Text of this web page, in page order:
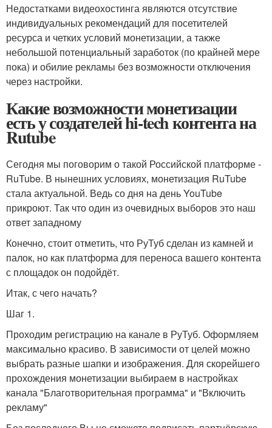
Недостатками видеохостинга являются отсутствие
индивидуальных рекомендаций для посетителей
ресурса и четких условий монетизации, а также
небольшой потенциальный заработок (по крайней мере
пока) и обилие рекламы без возможности отключения
через настройки.
Какие возможности монетизации
есть у создателей hi-tech контента на
Rutube
Сегодня мы поговорим о такой Российской платформе -
RuTube. В нынешних условиях, монетизация RuTube
стала актуальной. Ведь со дня на день YouTube
прикроют. Так что один из очевидных выборов это наш
ответ западному
Конечно, стоит отметить, что РуТуб сделан из камней и
палок, но как платформа для переноса вашего контента
с площадок он подойдёт.
Итак, с чего начать?
Шаг 1.
Проходим регистрацию на канале в РуТуб. Оформляем
максимально красиво. В зависимости от целей можно
выбрать разные шапки и изображения. Для скорейшего
прохождения монетизации выбираем в настройках
канала "Благотворительная программа" и "Включить
рекламу"